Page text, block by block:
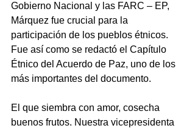
Gobierno Nacional y las FARC – EP,
Márquez fue crucial para la
participación de los pueblos étnicos.
Fue así como se redactó el Capítulo
Étnico del Acuerdo de Paz, uno de los
más importantes del documento.
El que siembra con amor, cosecha
buenos frutos. Nuestra vicepresidenta